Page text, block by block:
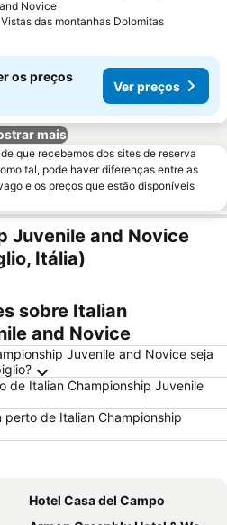
and Novice
Vistas das montanhas Dolomitas
os preços
Ver preços
mais
que recebemos dos sites de reserva
tal, pode haver diferenças entre as
e os preços que estão disponíveis
Juvenile and Novice
Itália)
sobre Italian
and Novice
Juvenile and Novice seja
de Italian Championship Juvenile
de Italian Championship
Hotel Casa del Campo